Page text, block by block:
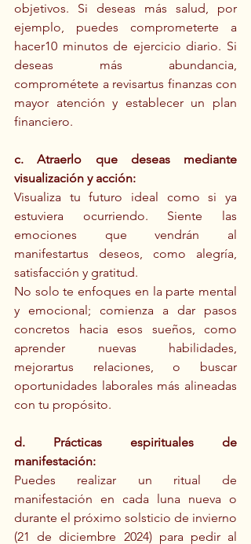
objetivos. Si deseas más salud, por
ejemplo, puedes comprometerte a
hacer10 minutos de ejercicio diario. Si
deseas más abundancia,
comprométete a revisartus finanzas con
mayor atención y establecer un plan
financiero.
c. Atraerlo que deseas mediante
visualización y acción:
Visualiza tu futuro ideal como si ya
estuviera ocurriendo. Siente las
emociones que vendrán al
manifestartus deseos, como alegría,
satisfacción y gratitud.
No solo te enfoques en la parte mental
y emocional; comienza a dar pasos
concretos hacia esos sueños, como
aprender nuevas habilidades,
mejorartus relaciones, o buscar
oportunidades laborales más alineadas
con tu propósito.
d. Prácticas espirituales de
manifestación:
Puedes realizar un ritual de
manifestación en cada luna nueva o
durante el próximo solsticio de invierno
(21 de diciembre 2024) para pedir al